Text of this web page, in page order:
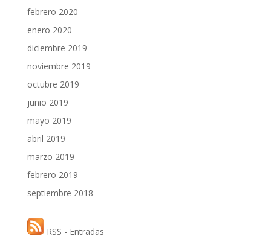
febrero 2020
enero 2020
diciembre 2019
noviembre 2019
octubre 2019
junio 2019
mayo 2019
abril 2019
marzo 2019
febrero 2019
septiembre 2018
RSS - Entradas